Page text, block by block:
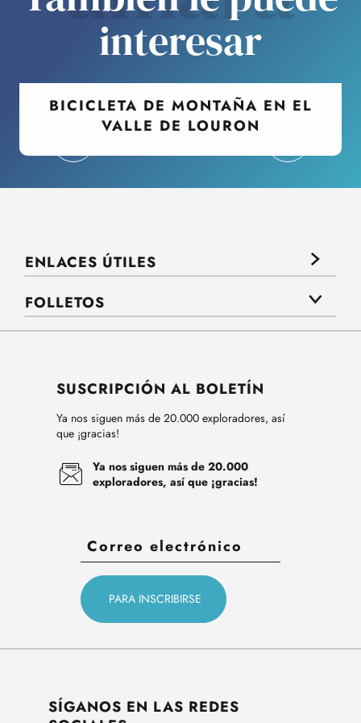
interesar
BICICLETA DE MONTAÑA EN EL
VALLE DE LOURON
ENLACES ÚTILES
FOLLETOS
SUSCRIPCIÓN AL BOLETÍN
Ya nos siguen más de 20.000 exploradores, así
que ¡gracias!
Ya nos siguen más de 20.000
exploradores, así que ¡gracias!
SÍGANOS EN LAS REDES